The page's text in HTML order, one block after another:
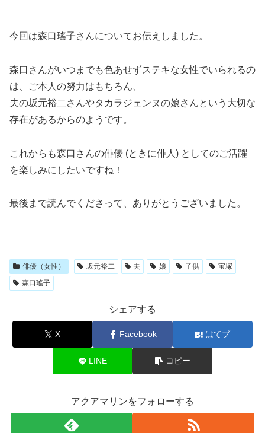
今回は森口瑤子さんについてお伝えしました。
森口さんがいつまでも色あせずステキな女性でいられるの
は、ご本人の努力はもちろん、
夫の坂元裕二さんやタカラジェンヌの娘さんという大切な
存在があるからのようです。
これからも森口さんの俳優 (ときに俳人) としてのご活躍
を楽しみにしたいですね！
最後まで読んでくださって、ありがとうございました。
俳優（女性） 坂元裕二 夫 娘 子供
宝塚
森口瑤子
シェアする
X Facebook はてブ
LINE コピー
アクアマリンをフォローする